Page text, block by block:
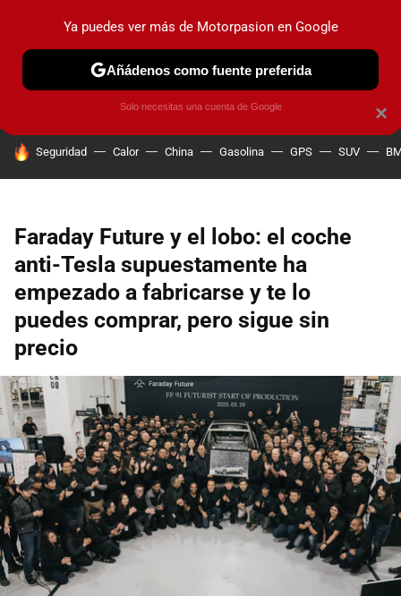
PRUEBAS COCHES ELÉCTRICOS OBSERVATORIO
HOY SE HABLA DE
Seguridad Calor China Gasolina GPS SUV
Faraday Future y el lobo: el coche
anti-Tesla supuestamente ha
empezado a fabricarse y te lo
puedes comprar, pero sigue sin
precio
×
Ya puedes ver más de Motorpasion en Google
Añádenos como fuente preferida
Solo necesitas una cuenta de Google